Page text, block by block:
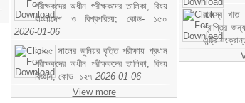
পরীক্ষকদের অধীন পরীক্ষকদের তালিকা, বিষয়
বাংলাদেশ ও বিশ্বপরিচয়; কোড- ১৫০
2026-01-06
২০২৫ সালের জুনিয়র বৃত্তি পরীক্ষায় প্রধান
পরীক্ষকদের অধীন পরীক্ষকদের তালিকা, বিষয়
বিজ্ঞান; কোড- ১২৭ 2026-01-06
View more
রাজস্ব খাত
প্রাপ্তির
এন্ট্রি